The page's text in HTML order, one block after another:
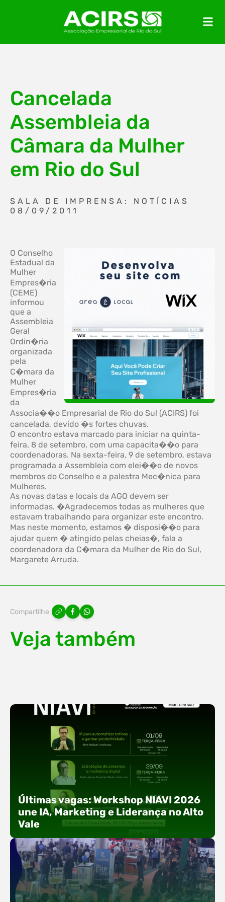
Cancelada
Assembleia da
Câmara da Mulher
em Rio do Sul
SALA DE IMPRENSA: NOTÍCIAS
08/09/2011
O Conselho
Estadual da
Mulher
Empres�ria
(CEME)
informou
que a
Assembleia
Geral
Ordin�ria
organizada
pela
C�mara da
Mulher
Empres�ria
da
Associa��o Empresarial de Rio do Sul (ACIRS) foi
cancelada, devido �s fortes chuvas.
O encontro estava marcado para iniciar na quinta-
feira, 8 de setembro, com uma capacita��o para
coordenadoras. Na sexta-feira, 9 de setembro, estava
programada a Assembleia com elei��o de novos
membros do Conselho e a palestra Mec�nica para
Mulheres.
As novas datas e locais da AGO devem ser
informadas. �Agradecemos todas as mulheres que
estavam trabalhando para organizar este encontro.
Mas neste momento, estamos � disposi��o para
ajudar quem � atingido pelas cheias�, fala a
coordenadora da C�mara da Mulher de Rio do Sul,
Margarete Arruda.
Compartilhe
Veja também
Últimas vagas: Workshop NIAVI 2026
une IA, Marketing e Liderança no Alto
Vale